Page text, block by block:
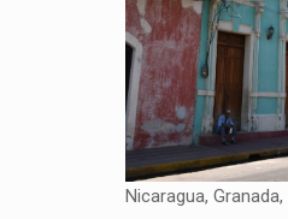
Nicaragua,